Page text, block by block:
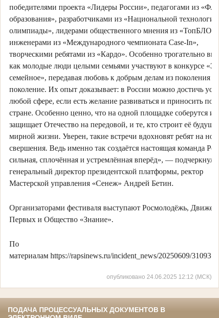
победителями проекта «Лидеры России», педагогами из
образования», разработчиками из «Национальной
олимпиады», лидерами общественного мнения из
инженерами из «Международного чемпионата Case-In»,
творческими ребятами из «Кардо». Особенно трогательно
как молодые люди целыми семьями участвуют в конкурсе
семейное», передавая любовь к добрым делам из поколения в
поколение. Их опыт доказывает: в России можно достичь
любой сфере, если есть желание развиваться и приносить
стране. Особенно ценно, что на одной площадке соберутся и
защищает Отечество на передовой, и те, кто строит её
мирной жизни. Уверен, такие встречи вдохновят ребят на
свершения. Ведь именно так создаётся настоящая команда
сильная, сплочённая и устремлённая вперёд», — подчеркнул
генеральный директор президентской платформы, ректор
Мастерской управления «Сенеж» Андрей Бетин.
Организаторами фестиваля выступают Росмолодёжь,
Первых и Общество «Знание».
По
материалам https://rapsinews.ru/incident_news/20250609/
опубликовано 24.06.2025 12:12 (МСК)
ПОДАЧА ПРОЦЕССУАЛЬНЫХ ДОКУМЕНТОВ В